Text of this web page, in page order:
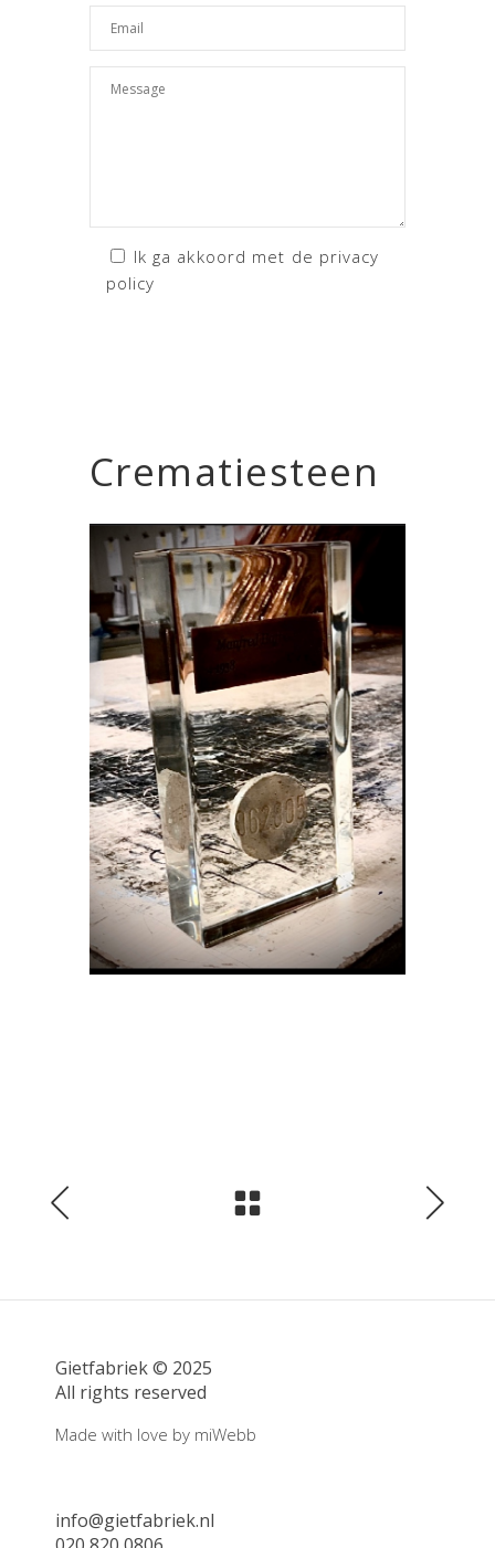
Ik ga akkoord met de privacy
policy
Crematiesteen
Gietfabriek © 2025
All rights reserved
Made with love by miWebb
info@gietfabriek.nl